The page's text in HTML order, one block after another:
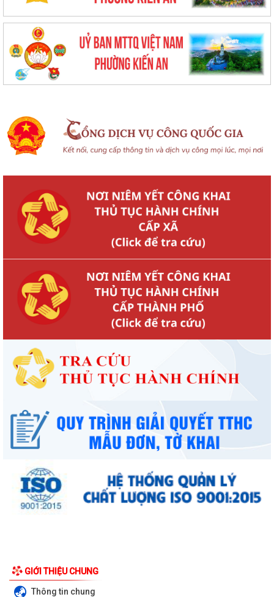
GIỚI THIỆU CHUNG
Thông tin chung
Ban đại diện Hội đồng quản trị Ngân hàng Chính sách xã hội phường
Kiến An tổ chức phiên họp giao...